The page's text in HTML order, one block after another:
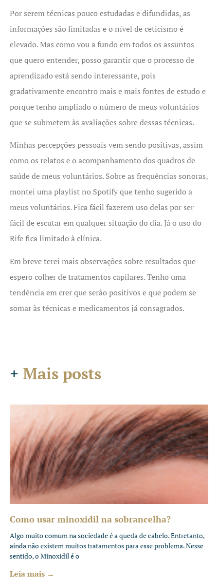
Por serem técnicas pouco estudadas e difundidas, as
informações são limitadas e o nível de ceticismo é
elevado. Mas como vou a fundo em todos os assuntos
que quero entender, posso garantir que o processo de
aprendizado está sendo interessante, pois
gradativamente encontro mais e mais fontes de estudo e
porque tenho ampliado o número de meus voluntários
que se submetem às avaliações sobre dessas técnicas.
Minhas percepções pessoais vem sendo positivas, assim
como os relatos e o acompanhamento dos quadros de
saúde de meus voluntários. Sobre as frequências sonoras,
montei uma playlist no Spotify que tenho sugerido a
meus voluntários. Fica fácil fazerem uso delas por ser
fácil de escutar em qualquer situação do dia. Já o uso do
Rife fica limitado à clínica.
Em breve terei mais observações sobre resultados que
espero colher de tratamentos capilares. Tenho uma
tendência em crer que serão positivos e que podem se
somar às técnicas e medicamentos já consagrados.
+ Mais posts
Como usar minoxidil na sobrancelha?
Algo muito comum na sociedade é a queda de cabelo. Entretanto,
ainda não existem muitos tratamentos para esse problema. Nesse
sentido, o Minoxidil é o
Leia mais →